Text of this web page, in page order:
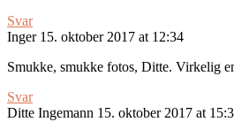
Svar
Inger 15. oktober 2017 at 12:34
Smukke, smukke fotos, Ditte. Virkelig
Svar
Ditte Ingemann 15. oktober 2017 at